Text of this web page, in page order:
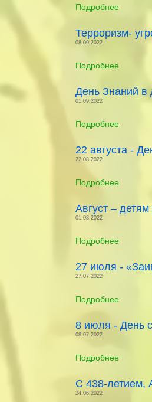
Подробнее
Терроризм-
08.09.2022
Подробнее
День Знаний в
01.09.2022
Подробнее
22 августа -
22.08.2022
Подробнее
Август – детям
01.08.2022
Подробнее
27 июля -
27.07.2022
Подробнее
8 июля - День
08.07.2022
Подробнее
С 438-летием,
24.06.2022